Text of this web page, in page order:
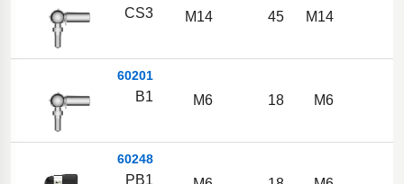
CS3 M14 45 M14
60201
B1 M6 18 M6
60248
PB1